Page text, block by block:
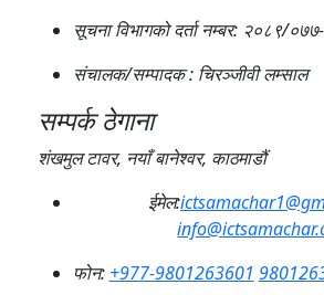
सूचना विभागको दर्ता नम्बर: २०८९/
संचालक/सम्पादक : चिरञ्जीवी लम्साल
सम्पर्क ठेगाना
शंखमुल टावर, नयाँ बानेश्वर, काठमाडौं
ईमेल:
फोन: +977-9801263601